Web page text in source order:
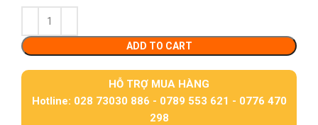
ADD TO CART
HỖ TRỢ MUA HÀNG
Hotline: 028 73030 886 - 0789 553 621 - 0776 470
298